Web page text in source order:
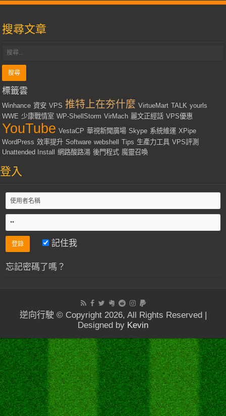
搜尋文章
標籤雲
Winhance 資安 VPS 推特上在夯什麼 VirtueMart TALK yourls
WWE 少康戰情室 WP-ShellStorm VirMach 麗文正經話 VPS優惠
YouTube VestaCP 華視新聞廣場 Skype 系統維運 XPipe
WordPress 效率提升 Software webshell Tips 生產力工具 VPS評測
Unattended Install 網路酸路湯 後門程式 魔靈召喚
登入
記住我
忘記密碼了嗎？
逆向行駛 © Copyright 2026, All Rights Reserved |
Designed by Kevin